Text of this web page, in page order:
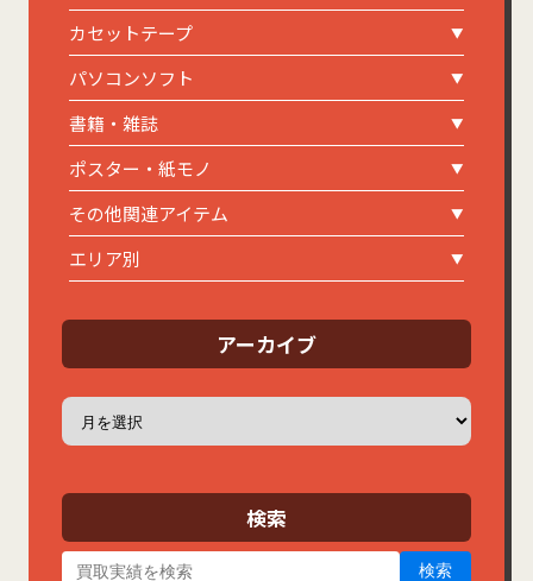
カセットテープ
パソコンソフト
書籍・雑誌
ポスター・紙モノ
その他関連アイテム
エリア別
アーカイブ
ア
カ
ブ
検索
検索